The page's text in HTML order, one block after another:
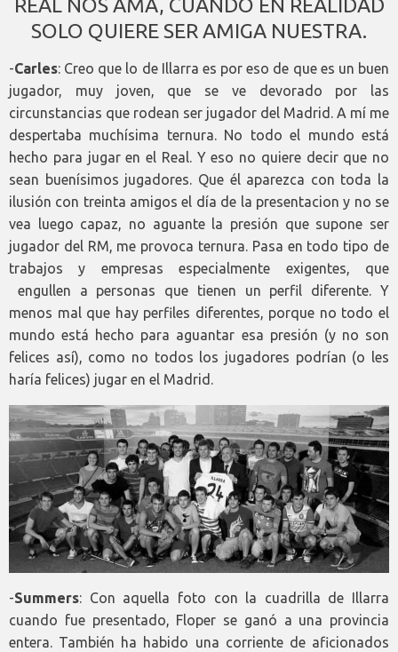
REAL NOS AMA, CUANDO EN REALIDAD
SOLO QUIERE SER AMIGA NUESTRA.
-Carles: Creo que lo de Illarra es por eso de que es un buen
jugador, muy joven, que se ve devorado por las
circunstancias que rodean ser jugador del Madrid. A mí me
despertaba muchísima ternura. No todo el mundo está
hecho para jugar en el Real. Y eso no quiere decir que no
sean buenísimos jugadores. Que él aparezca con toda la
ilusión con treinta amigos el día de la presentacion y no se
vea luego capaz, no aguante la presión que supone ser
jugador del RM, me provoca ternura. Pasa en todo tipo de
trabajos y empresas especialmente exigentes, que
engullen a personas que tienen un perfil diferente. Y
menos mal que hay perfiles diferentes, porque no todo el
mundo está hecho para aguantar esa presión (y no son
felices así), como no todos los jugadores podrían (o les
haría felices) jugar en el Madrid.
-Summers: Con aquella foto con la cuadrilla de Illarra
cuando fue presentado, Floper se ganó a una provincia
entera. También ha habido una corriente de aficionados